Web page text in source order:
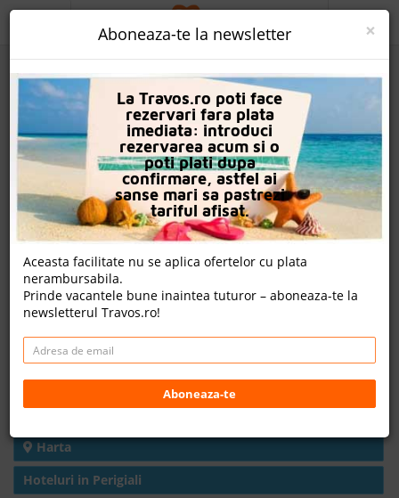
Bella Vista Apartments
nota Travos: 7.9
Perigiali, Insula Lefkada, Grecia
Distanta fata de plaja: 150m
Cazare
Cazare + Autocar
Detalii hotel
Harta
Hoteluri in Perigiali
PROMO
CAUTA REZERVARE
OFERTA PERSONALIZATA
DESPRE NOI
LOGIN
CAZARE
CHARTER AVION
CAZARE + AUTOCAR
CONTACT
+40 376 444 888
×
Aboneaza-te la newsletter
La Travos.ro poti face
rezervari fara plata
imediata: introduci
rezervarea acum si o
poti plati dupa
confirmare, astfel ai
sanse mari sa pastrezi
tariful afisat.
Aceasta facilitate nu se aplica ofertelor cu plata
nerambursabila.
Prinde vacantele bune inaintea tuturor – aboneaza-te la
newsletterul Travos.ro!
Aboneaza-te